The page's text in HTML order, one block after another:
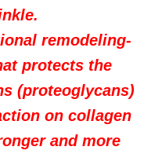
remodeling-
protects the
(proteoglycans)
on collagen
and more